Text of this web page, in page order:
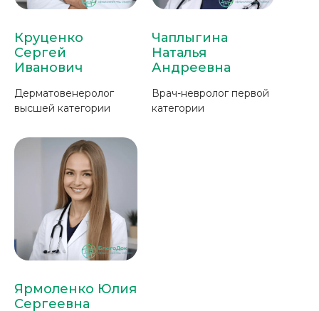
Круценко
Сергей
Иванович
Дерматовенеролог
высшей категории
Чаплыгина
Наталья
Андреевна
Врач-невролог первой
категории
Ярмоленко Юлия
Сергеевна